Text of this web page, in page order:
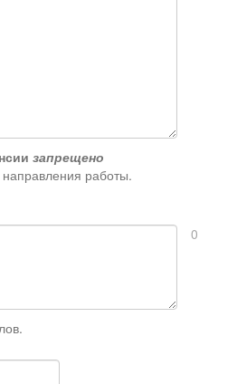
запрещено
работы.
0